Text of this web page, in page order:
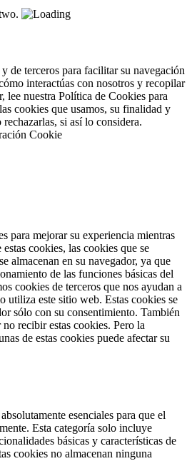
de terceros para facilitar su navegación
interactúas con nosotros y recopilar
lee nuestra Política de Cookies para
cookies que usamos, su finalidad y
si así lo considera.
Cookie
para mejorar su experiencia mientras
cookies, las cookies que se
almacenan en su navegador, ya que
de las funciones básicas del
cookies de terceros que nos ayudan a
utiliza este sitio web. Estas cookies se
sólo con su consentimiento. También
recibir estas cookies. Pero la
de estas cookies puede afectar su
esenciales para que el
Esta categoría solo incluye
básicas y características de
cookies no almacenan ninguna